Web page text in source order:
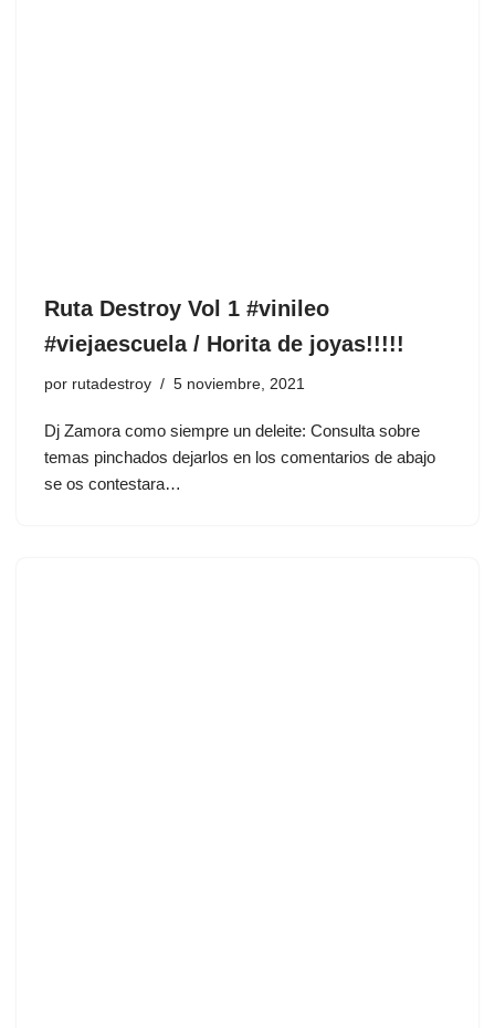
Ruta Destroy Vol 1 #vinileo
#viejaescuela / Horita de joyas!!!!!
por rutadestroy 5 noviembre, 2021
Dj Zamora como siempre un deleite: Consulta sobre
temas pinchados dejarlos en los comentarios de abajo
se os contestara…